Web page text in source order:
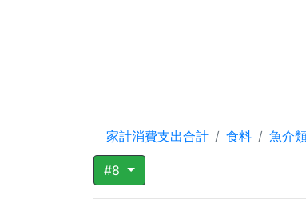
家計消費支出合計 食料 魚介
#8